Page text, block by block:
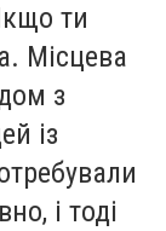
ти
Місцева
з
із
і тоді